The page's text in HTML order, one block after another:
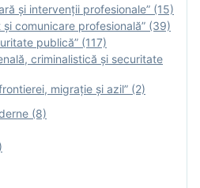
şi intervenţii profesionale” (15)
comunicare profesională” (39)
publică” (117)
criminalistică și securitate
migrație și azil” (2)
(8)